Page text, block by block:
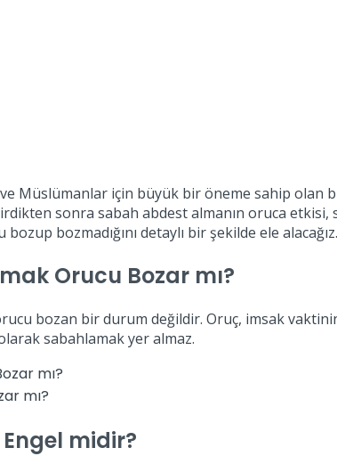
Müslümanlar için büyük bir öneme sahip
sonra sabah abdest almanın oruca etkisi,
bozmadığını detaylı bir şekilde ele alacağız.
Orucu Bozar mı?
bozan bir durum değildir. Oruç, imsak
sabahlamak yer almaz.
mı?
midir?